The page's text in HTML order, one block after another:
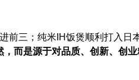
前三；纯米IH饭煲顺利打入日
而是源于对品质、创新、创